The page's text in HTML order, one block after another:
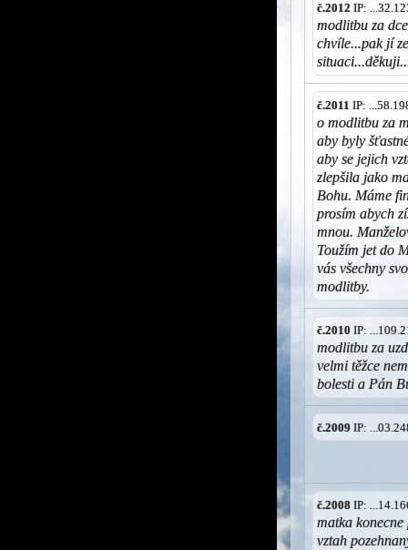
č.2012 IP:
modlitbu za
chvíle...pak jí
č.2011 IP:
o modlitbu za
aby byly
aby se jejich
zlepšila jako
Bohu. Máme
prosím abych
mnou.
Toužím jet do
vás všechny
modlitby.
č.2010 IP:
modlitbu za
velmi těžce
bolesti a Pán
č.2009 IP:
č.2008 IP:
matka
vztah